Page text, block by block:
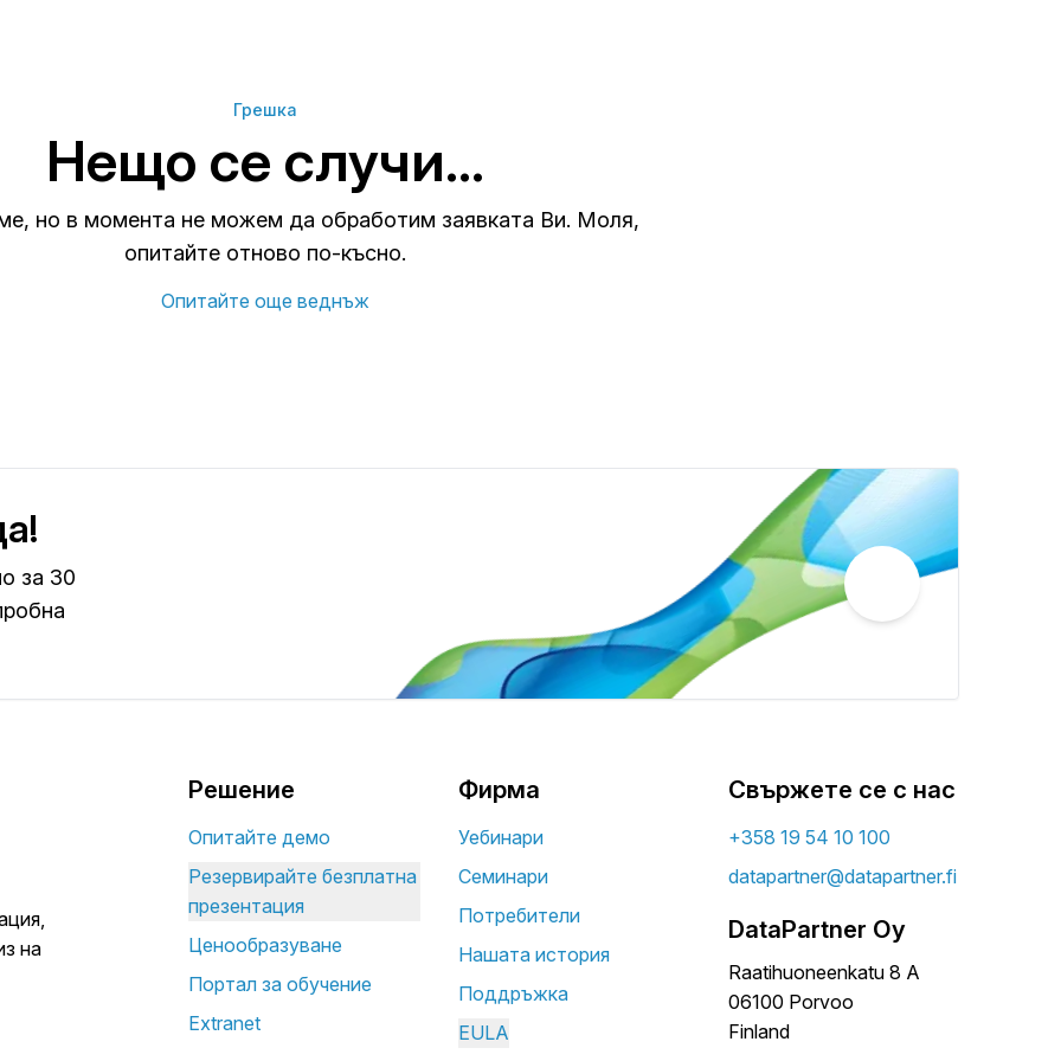
Грешка
Нещо се случи...
но в момента не можем да обработим заявката Ви. Моля,
опитайте отново по-късно.
Опитайте още веднъж
за 30
на
Решение
Опитайте демо
Резервирайте безплатна
презентация
Ценообразуване
Портал за обучение
Extranet
Фирма
Уебинари
Семинари
Потребители
Нашата история
Поддръжка
EULA
Свържете се с нас
+358 19 54 10 100
datapartner@datapartner.fi
DataPartner Oy
Raatihuoneenkatu 8 A
06100 Porvoo
Finland